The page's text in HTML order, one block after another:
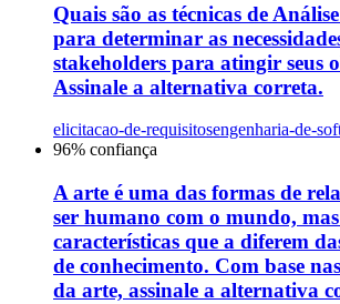
Quais são as técnicas de
para determinar as
stakeholders para atingir seus
Assinale a alternativa correta.
elicitacao-de-requisitosengenharia-de-
96% confiança
A arte é uma das formas de
ser humano com o mundo,
características que a diferem
de conhecimento. Com base
da arte, assinale a alternativa